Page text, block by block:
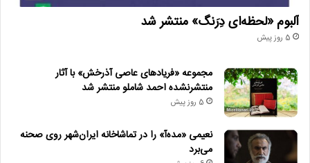
آلبوم «لحظه‌ای دِرَنگ» منتشر شد
5 روز پیش
مجموعه «فریادهای عاصی آذرخش» با آثار
منتشرنشده احمد شاملو منتشر شد
5 روز پیش
نعیمی «مده‌آ» را در تماشاخانه ایران‌شهر روی صحنه
می‌برد